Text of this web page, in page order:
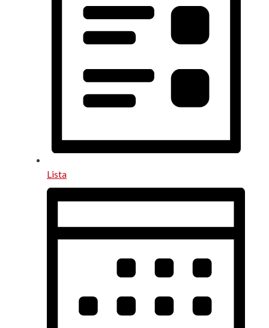
Lista